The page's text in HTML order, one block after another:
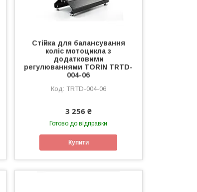
Стійка для балансування
коліс мотоцикла з
додатковими
регулюваннями TORIN TRTD-
004-06
TRTD-004-06
3 256 ₴
Готово до відправки
Купити